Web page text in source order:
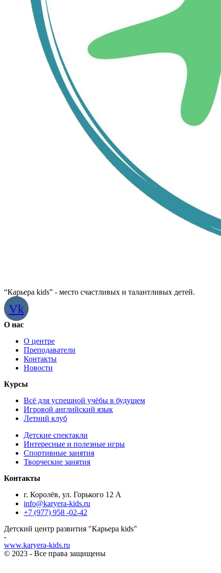
“Карьера kids” - место счастливых и талантливых детей.
Vk
О нас
О центре
Преподаватели
Контакты
Новости
Курсы​
Всё для успешной учёбы в будущем
Игровой английский язык
Летний клуб
Детские спектакли
Интересные и полезные игры
Спортивные занятия
Творческие занятия
Контакты
г. Королёв, ул. Горького 12 А
info@karyera-kids.ru
+7 (977) 958 -02-42
Детский центр развития "Карьера kids"
-
www.karyera-kids.ru
© 2023 - Все права защищены